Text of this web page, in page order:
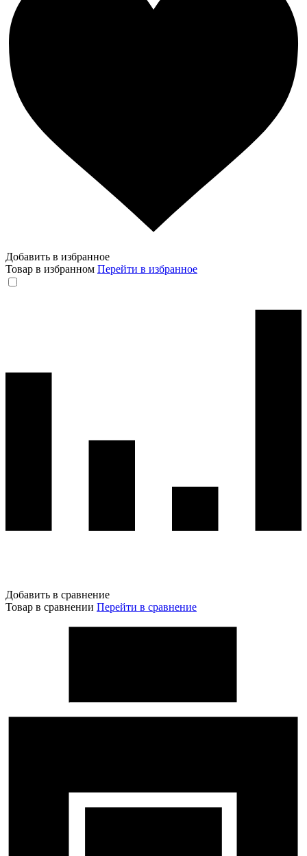
Добавить в избранное
Товар в избранном Перейти в избранное
Добавить в сравнение
Товар в сравнении Перейти в сравнение